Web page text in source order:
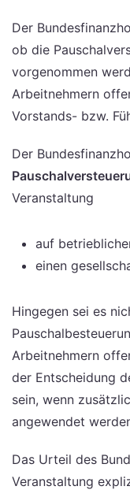
Der
ob die
vorgenommen
Arbeitnehmern
Vorstands- bzw.
Der
Veranstaltung
auf
einen
Hingegen sei es
Arbeitnehmern
der Entscheidung
sein, wenn
angewendet
Das Urteil des
Veranstaltung